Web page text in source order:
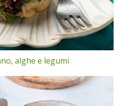
alghe e legumi